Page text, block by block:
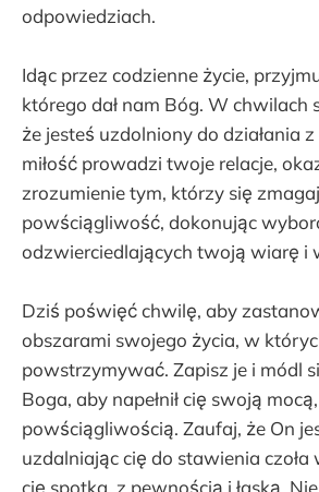
odpowiedziach.
Idąc przez codzienne życie,
którego dał nam Bóg. W chwilach
że jesteś uzdolniony do działania
miłość prowadzi twoje relacje,
zrozumienie tym, którzy się
powściągliwość, dokonując
odzwierciedlających twoją wiarę i
Dziś poświęć chwilę, aby
obszarami swojego życia, w
powstrzymywać. Zapisz je i módl
Boga, aby napełnił cię swoją
powściągliwością. Zaufaj, że On
uzdalniając cię do stawienia czoła